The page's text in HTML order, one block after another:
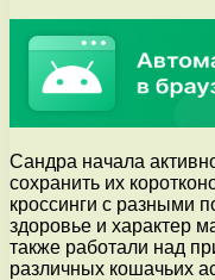
Сандра начала
сохранить их
кроссинги с разными
здоровье и характер
также работали над
различных кошачьих